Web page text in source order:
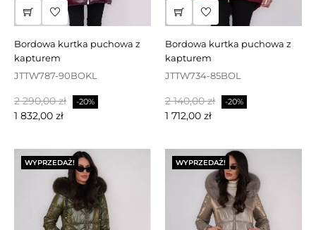
bordowa kurtka puchowa z
kapturem
JTTW787-90BOKL
Cena
podstawowa
2 290,00 zł -20%
1 832,00 zł
bordowa kurtka puchowa z
kapturem
JTTW734-85BOL
Cena
podstawowa
2 140,00 zł -20%
1 712,00 zł
WYPRZEDAŻ! WYPRZEDAŻ!